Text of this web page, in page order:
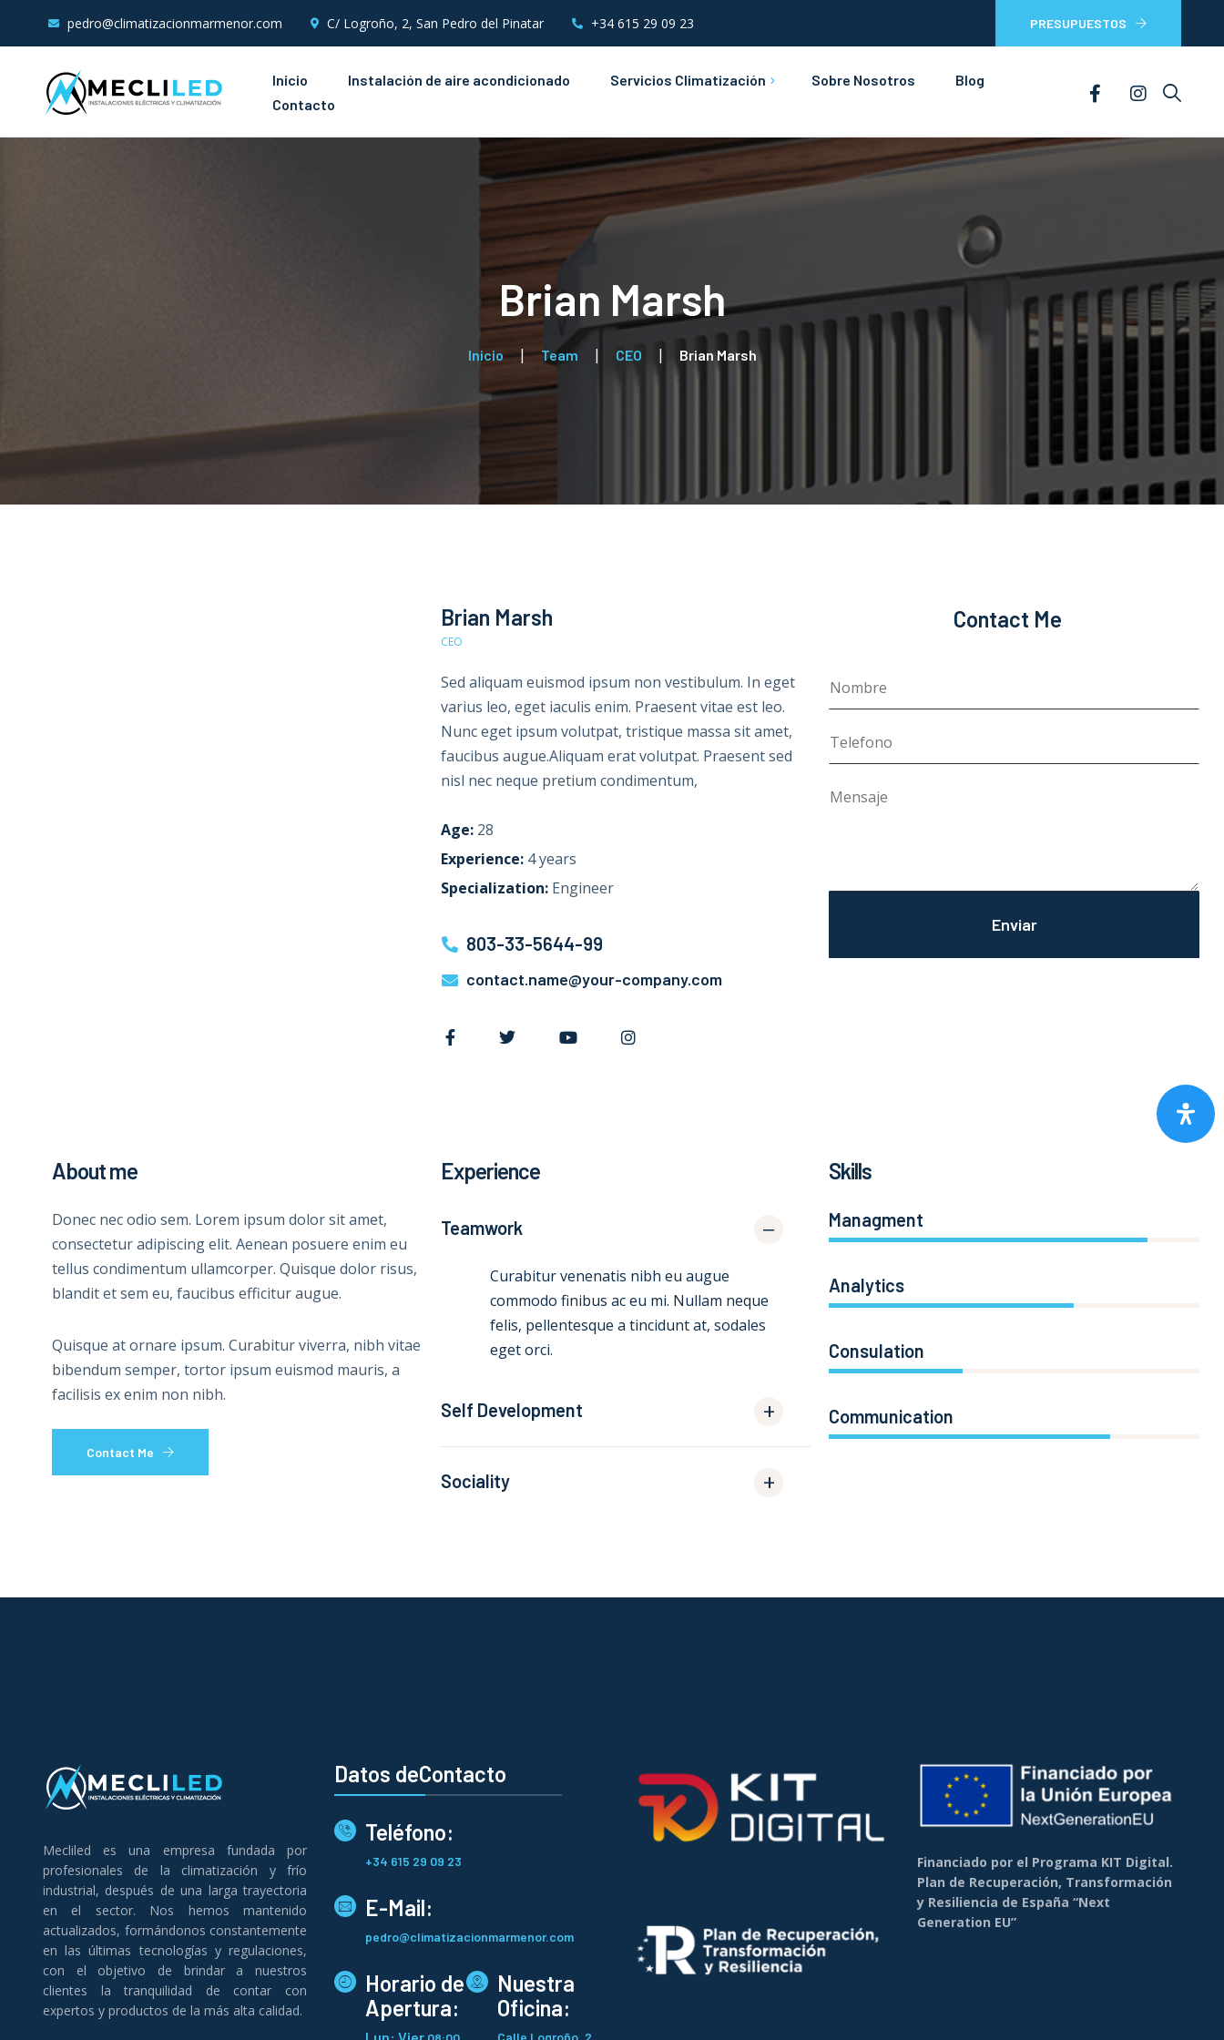
pedro@climatizacionmarmenor.com C/ Logroño, 2, San Pedro del Pinatar +34 615 29 09 23 PRESUPUESTOS
Inicio Instalación de aire acondicionado Servicios Climatización
Acondicionado
Instalaciones &
Mantenimientos Eléctricos
Sobre Nosotros
Blog
Contacto
Brian Marsh
Inicio Team CEO Brian Marsh
Brian Marsh
CEO
Sed aliquam euismod ipsum non vestibulum. In eget
varius leo, eget iaculis enim. Praesent vitae est leo.
Nunc eget ipsum volutpat, tristique massa sit amet,
faucibus augue.Aliquam erat volutpat. Praesent sed
nisl nec neque pretium condimentum,
Age: 28
Experience: 4 years
Specialization: Engineer
803-33-5644-99
contact.name@your-company.com
Contact Me
About me
Donec nec odio sem. Lorem ipsum dolor sit amet,
consectetur adipiscing elit. Aenean posuere enim eu
tellus condimentum ullamcorper. Quisque dolor risus,
blandit et sem eu, faucibus efficitur augue.
Quisque at ornare ipsum. Curabitur viverra, nibh vitae
bibendum semper, tortor ipsum euismod mauris, a
facilisis ex enim non nibh.
Contact Me
Experience
Teamwork
Curabitur venenatis nibh eu augue
commodo finibus ac eu mi. Nullam neque
felis, pellentesque a tincidunt at, sodales
eget orci.
Self Development
Sociality
Skills
Managment
Analytics
Consulation
Communication
Mecliled es una empresa fundada por
profesionales de la climatización y frío
industrial, después de una larga trayectoria
en el sector. Nos hemos mantenido
actualizados, formándonos constantemente
en las últimas tecnologías y regulaciones,
con el objetivo de brindar a nuestros
clientes la tranquilidad de contar con
expertos y productos de la más alta calidad.
Datos deContacto
Teléfono:
+34 615 29 09 23
E-Mail:
pedro@climatizacionmarmenor.com
Horario de
Apertura:
Nuestra
Oficina:
Calle Logroño, 2,
Financiado por el Programa KIT Digital.
Plan de Recuperación, Transformación
y Resiliencia de España “Next
Generation EU”